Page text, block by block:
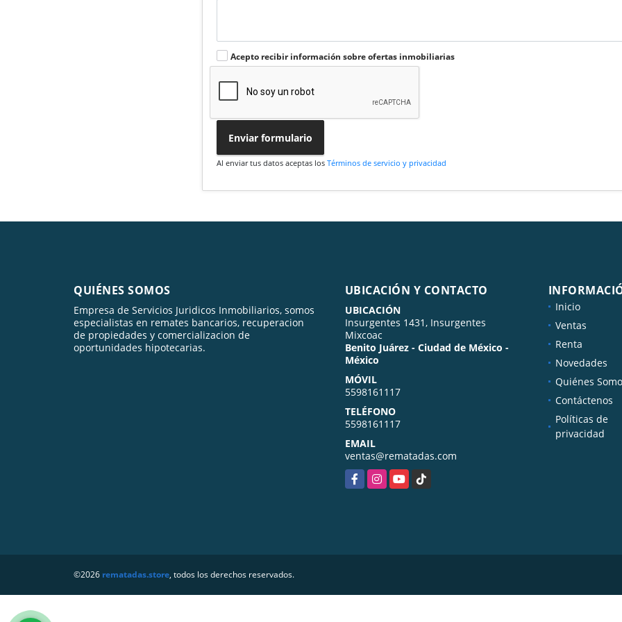
Acepto recibir información sobre ofertas inmobiliarias
Enviar formulario
Al enviar tus datos aceptas losTérminos de servicio y privacidad
QUIÉNES SOMOS
Empresa de Servicios Juridicos Inmobiliarios, somos
especialistas en remates bancarios, recuperacion
de propiedades y comercializacion de
oportunidades hipotecarias.
UBICACIÓN Y CONTACTO
UBICACIÓN
Insurgentes 1431, Insurgentes
Mixcoac
Benito Juárez - Ciudad de México -
México
MÓVIL
5598161117
TELÉFONO
5598161117
EMAIL
ventas@rematadas.com
FacebookInstagramYouTubeTikTok
Inicio
Ventas
Renta
Novedades
Quiénes
Contáctenos
Políticas de
privacidad
©2026 rematadas.store, todos los derechos reservados.